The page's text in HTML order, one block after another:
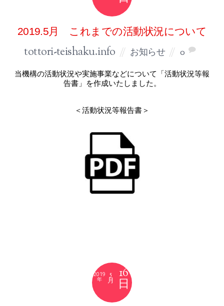
2019.5月 これまでの活動状況について
tottori-teishaku.info お知らせ 0
当機構の活動状況や実施事業などについて「活動状況等報
告書」を作成いたしました。
＜活動状況等報告書＞
16
5
月
2019